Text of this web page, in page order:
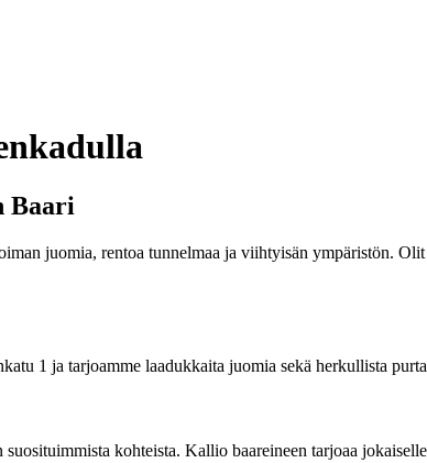
Baari
juomia, rentoa tunnelmaa ja viihtyisän ympäristön.
1 ja tarjoamme laadukkaita juomia sekä herkullista
kohteista. Kallio baareineen tarjoaa